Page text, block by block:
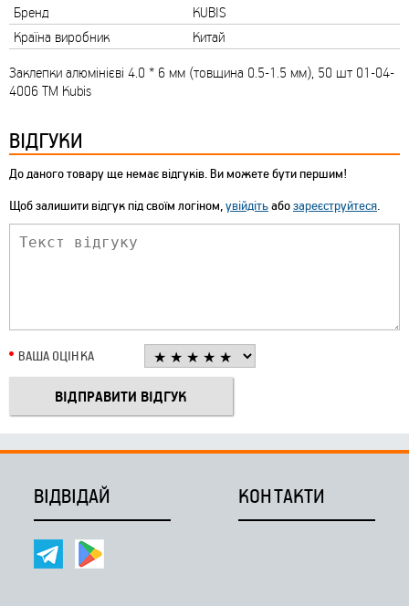
Бренд
KUBIS
Країна виробник
Китай
Заклепки алюмінієві 4.0 * 6 мм (товщина 0.5-1.5 мм), 50 шт 01-04-
4006 ТМ Kubis
ВІДГУКИ
До даного товару ще немає відгуків. Ви можете бути першим!
Щоб залишити відгук під своїм логіном,увійдітьабозареєструйтеся.
ВАША ОЦІНКА
ВІДВІДАЙ КОНТАКТИ